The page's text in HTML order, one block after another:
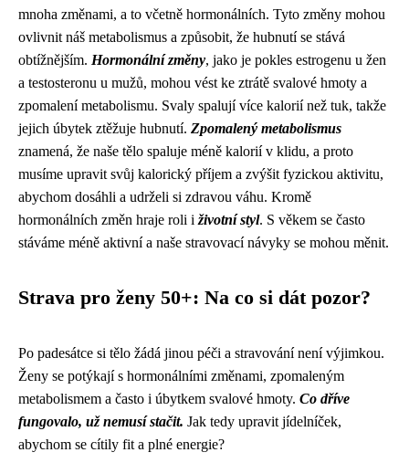
mnoha změnami, a to včetně hormonálních. Tyto změny mohou
ovlivnit náš metabolismus a způsobit, že hubnutí se stává
obtížnějším. Hormonální změny, jako je pokles estrogenu u žen
a testosteronu u mužů, mohou vést ke ztrátě svalové hmoty a
zpomalení metabolismu. Svaly spalují více kalorií než tuk, takže
jejich úbytek ztěžuje hubnutí. Zpomalený metabolismus
znamená, že naše tělo spaluje méně kalorií v klidu, a proto
musíme upravit svůj kalorický příjem a zvýšit fyzickou aktivitu,
abychom dosáhli a udrželi si zdravou váhu. Kromě
hormonálních změn hraje roli i životní styl. S věkem se často
stáváme méně aktivní a naše stravovací návyky se mohou měnit.
Strava pro ženy 50+: Na co si dát pozor?
Po padesátce si tělo žádá jinou péči a stravování není výjimkou.
Ženy se potýkají s hormonálními změnami, zpomaleným
metabolismem a často i úbytkem svalové hmoty. Co dříve
fungovalo, už nemusí stačit. Jak tedy upravit jídelníček,
abychom se cítily fit a plné energie?